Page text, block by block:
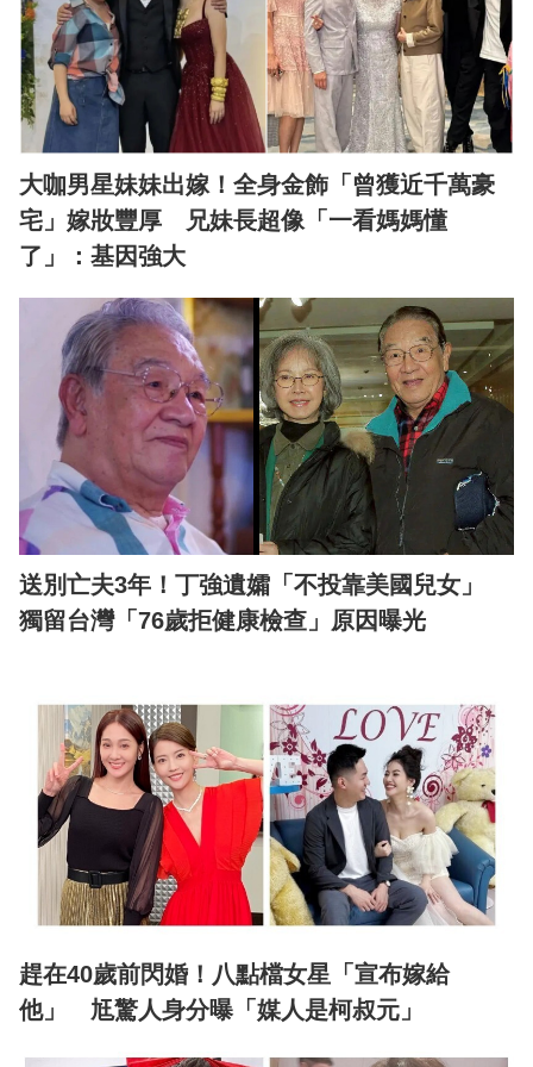
大咖男星妹妹出嫁！全身金飾「曾獲近千萬豪
宅」嫁妝豐厚 兄妹長超像「一看媽媽懂
了」：基因強大
送別亡夫3年！丁強遺孀「不投靠美國兒女」
獨留台灣「76歲拒健康檢查」原因曝光
趕在40歲前閃婚！八點檔女星「宣布嫁給
他」 尪驚人身分曝「媒人是柯叔元」